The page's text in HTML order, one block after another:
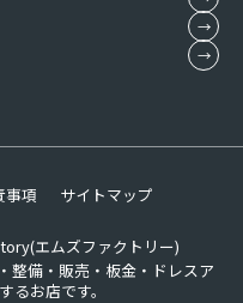
事項 サイトマップ
エムズファクトリー)
整備・販売・板金・ドレスア
るお店です。